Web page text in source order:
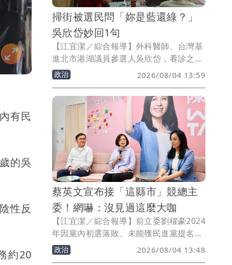
有民
的吳
性反
約20
掃街被選民問「妳是藍還綠？」
吳欣岱妙回1句
【江宜潔／綜合報導】外科醫師、台灣基
進北市港湖議員參選人吳欣岱，看診之餘
也不忘抓緊時間掃街為年底選舉拜票，不
過站在台灣政治文化鮮明的立場，她不免
常被問：「妳是藍還綠？」對此，她則以
一句答案妙回，並解釋背後原因。
政治 2026/08/04 13:59
蔡英文宣布接「這縣市」競總主
委！網嚇：沒見過這麼大咖
【江宜潔／綜合報導】前立委劉櫂豪2024
年因黨內初選落敗、未能獲民進黨提名，
事後宣布退黨改以無黨籍身分再戰立委，
直到近日又多次暗示將角逐台東縣長，引
政治 2026/08/04 13:48